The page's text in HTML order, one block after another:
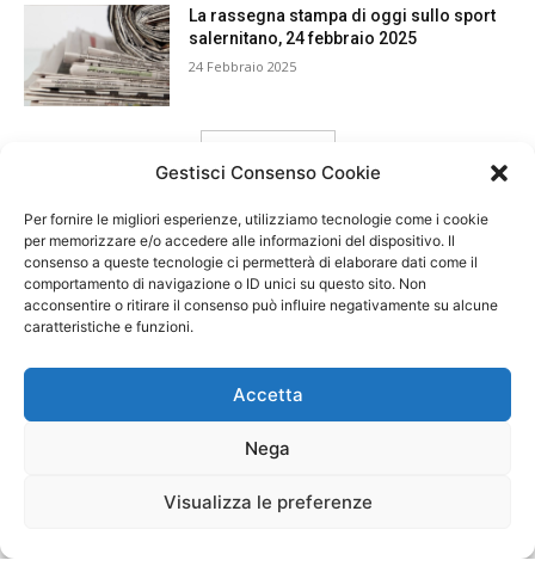
Gestisci Consenso Cookie
Per fornire le migliori esperienze, utilizziamo tecnologie come i cookie
per memorizzare e/o accedere alle informazioni del dispositivo. Il
consenso a queste tecnologie ci permetterà di elaborare dati come il
comportamento di navigazione o ID unici su questo sito. Non
acconsentire o ritirare il consenso può influire negativamente su alcune
caratteristiche e funzioni.
Accetta
Nega
Visualizza le preferenze
La rassegna stampa di oggi sullo sport
salernitano, 24 febbraio 2025
24 Febbraio 2025